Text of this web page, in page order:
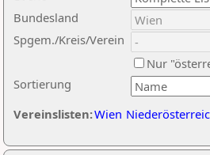
Sortierung
Bundesland
Spgem./Kreis/Verein
Nur
Vereinslisten:Wien